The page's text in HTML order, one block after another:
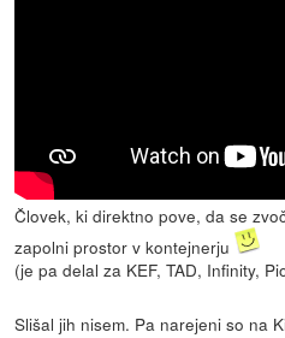
Človek, ki direktno pove, da se
zapolni prostor v kontejnerju
(je pa delal za KEF, TAD, Infinity,
Slišal jih nisem. Pa narejeni so na